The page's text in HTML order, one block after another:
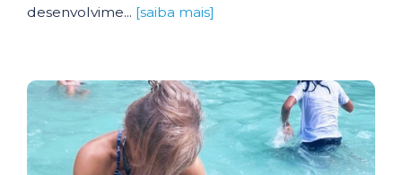
desenvolvime... [saiba mais]